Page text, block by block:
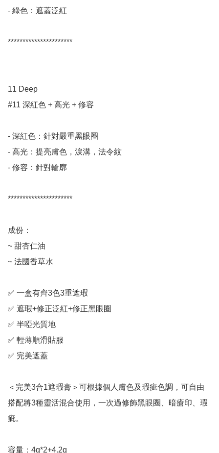
- 綠色：遮蓋泛紅
**********************
11 Deep
#11 深紅色 + 高光 + 修容
- 深紅色：針對嚴重黑眼圈
- 高光：提亮膚色，淚溝，法令紋
- 修容：針對輪廓
**********************
成份：
~ 甜杏仁油
~ 法國香草水
✅ 一盒有齊3色3重遮瑕
✅ 遮瑕+修正泛紅+修正黑眼圈
✅ 半啞光質地
✅ 輕薄順滑貼服
✅ 完美遮蓋
＜完美3合1遮瑕膏＞可根據個人膚色及瑕疵色調，可自由
搭配將3種靈活混合使用，一次過修飾黑眼圈、暗瘡印、瑕
疵。